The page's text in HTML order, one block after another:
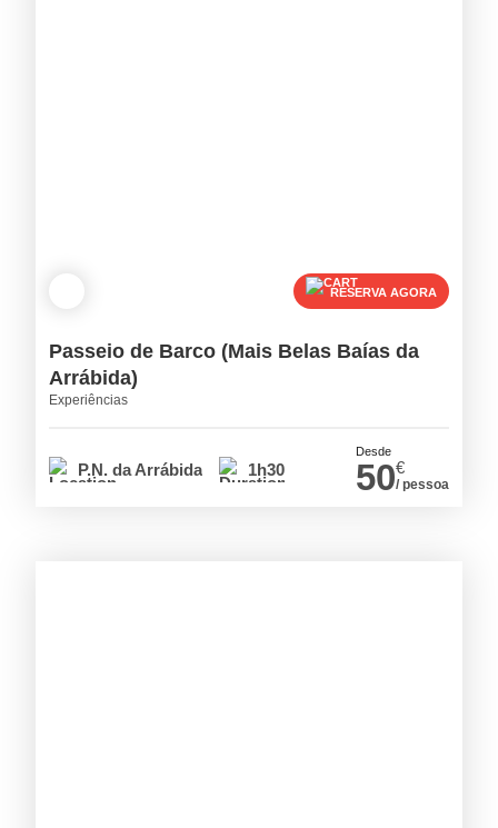
RESERVA AGORA
Passeio de Barco (Mais Belas Baías da
Arrábida)
Experiências
P.N. da Arrábida 1h30
Desde
50€
/ pessoa